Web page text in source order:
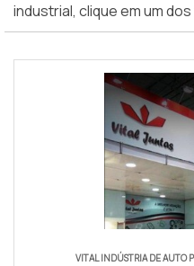
industrial, clique em um
VITAL INDÚSTRIA DE AUTO